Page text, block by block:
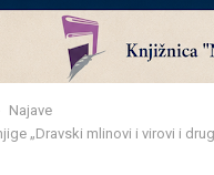
Najave
„Dravski mlinovi i virovi i